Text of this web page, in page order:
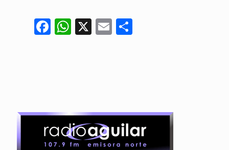
Facebook
WhatsApp
X Email